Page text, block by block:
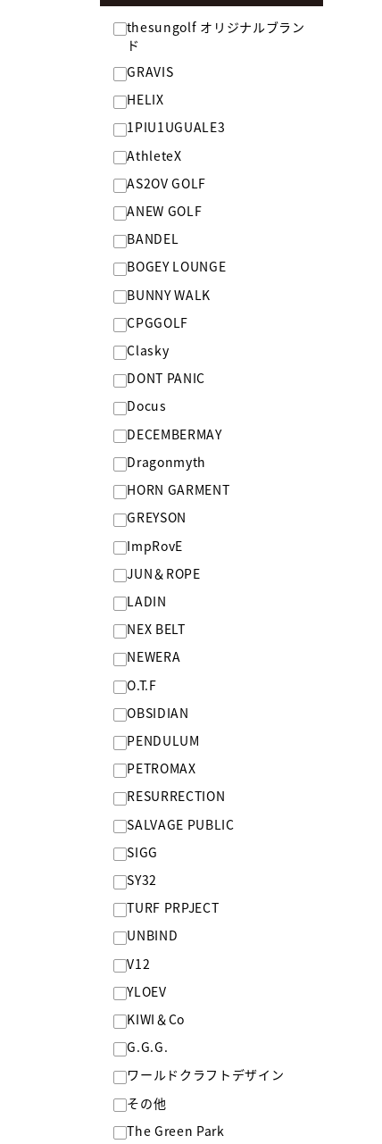
thesungolf オリジナルブラン
ド
GRAVIS
HELIX
1PIU1UGUALE3
AthleteX
AS2OV GOLF
ANEW GOLF
BANDEL
BOGEY LOUNGE
BUNNY WALK
CPGGOLF
Clasky
DONT PANIC
Docus
DECEMBERMAY
Dragonmyth
HORN GARMENT
GREYSON
ImpRovE
JUN＆ROPE
LADIN
NEX BELT
NEWERA
O.T.F
OBSIDIAN
PENDULUM
PETROMAX
RESURRECTION
SALVAGE PUBLIC
SIGG
SY32
TURF PRPJECT
UNBIND
V12
YLOEV
KIWI＆Co
G.G.G.
ワールドクラフトデザイン
その他
The Green Park